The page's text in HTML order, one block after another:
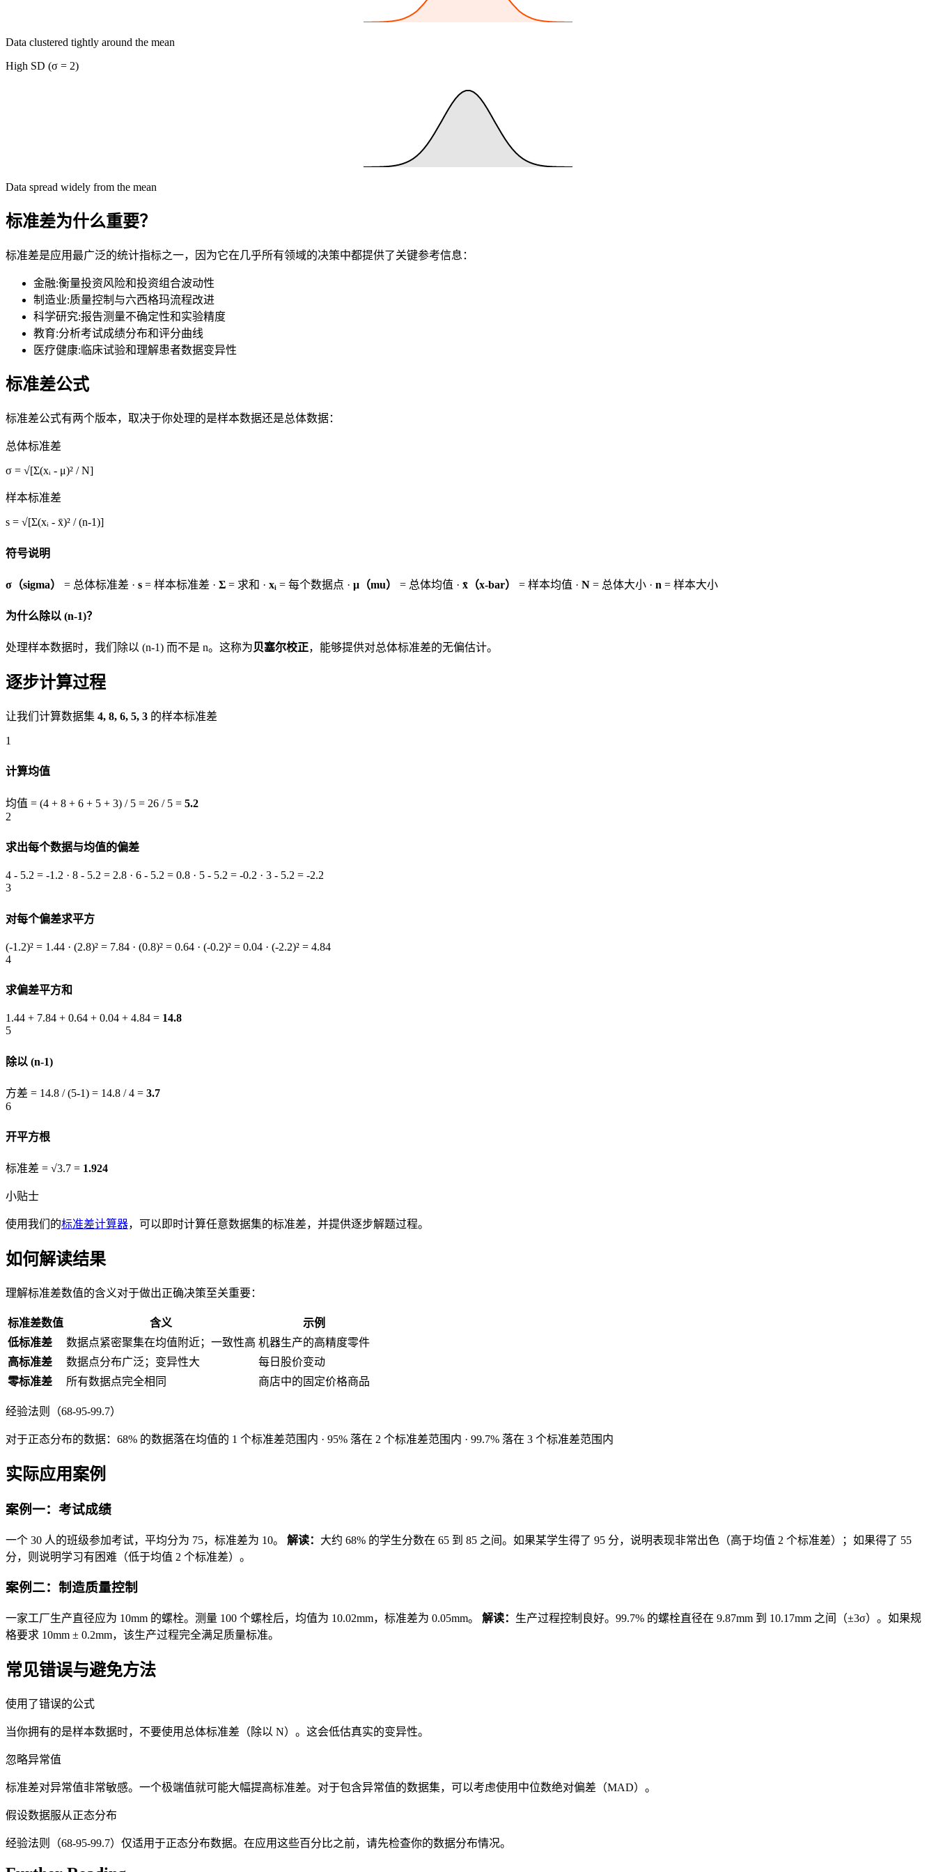
Data clustered tightly around the mean
High SD (σ = 2)
Data spread widely from the mean
标准差为什么重要？
标准差是应用最广泛的统计指标之一，因为它在几乎所有领域的决策中都提供了关键参考信息：
金融:衡量投资风险和投资组合波动性
制造业:质量控制与六西格玛流程改进
科学研究:报告测量不确定性和实验精度
教育:分析考试成绩分布和评分曲线
医疗健康: 临床试验和理解患者数据变异性
标准差公式
标准差公式有两个版本，取决于你处理的是样本数据还是总体数据：
总体标准差
σ = √[Σ(xᵢ - μ)² / N]
样本标准差
s = √[Σ(xᵢ - x̄)² / (n-1)]
符号说明
σ（sigma） = 总体标准差 · s = 样本标准差 · Σ = 求和 · xᵢ = 每个数据点 · μ（mu） = 总体均值 · x̄（x-bar） = 样本均值 · N = 总体大小 · n = 样本大小
为什么除以 (n-1)？
处理样本数据时，我们除以 (n-1) 而不是 n。这称为贝塞尔校正，能够提供对总体标准差的无偏估计。
逐步计算过程
让我们计算数据集 4, 8, 6, 5, 3 的样本标准差
1
计算均值
均值 = (4 + 8 + 6 + 5 + 3) / 5 = 26 / 5 = 5.2
2
求出每个数据与均值的偏差
4 - 5.2 = -1.2 · 8 - 5.2 = 2.8 · 6 - 5.2 = 0.8 · 5 - 5.2 = -0.2 · 3 - 5.2 = -2.2
3
对每个偏差求平方
(-1.2)² = 1.44 · (2.8)² = 7.84 · (0.8)² = 0.64 · (-0.2)² = 0.04 · (-2.2)² = 4.84
4
求偏差平方和
1.44 + 7.84 + 0.64 + 0.04 + 4.84 = 14.8
5
除以 (n-1)
方差 = 14.8 / (5-1) = 14.8 / 4 = 3.7
6
开平方根
标准差 = √3.7 = 1.924
小贴士
使用我们的标准差计算器，可以即时计算任意数据集的标准差，并提供逐步解题过程。
如何解读结果
理解标准差数值的含义对于做出正确决策至关重要：
标准差数值 含义
示例
低标准差
数据点紧密聚集在均值附近；一致性高 机器生产的高精度零件
高标准差
数据点分布广泛；变异性大
每日股价变动
零标准差
所有数据点完全相同 商店中的固定价格商品
经验法则（68-95-99.7）
对于正态分布的数据：68% 的数据落在均值的 1 个标准差范围内 · 95% 落在 2 个标准差范围内 · 99.7% 落在 3 个标准差范围内
实际应用案例
案例一：考试成绩
一个 30 人的班级参加考试，平均分为 75，标准差为 10。 解读： 大约 68% 的学生分数在 65 到 85 之间。如果某学生得了 95 分，说明表现非常出色（高于均值 2 个标准差）；如果得了 55
分，则说明学习有困难（低于均值 2 个标准差）。
案例二：制造质量控制
一家工厂生产直径应为 10mm 的螺栓。测量 100 个螺栓后，均值为 10.02mm，标准差为 0.05mm。 解读： 生产过程控制良好。99.7% 的螺栓直径在 9.87mm 到 10.17mm 之间（±3σ）。如果规
格要求 10mm ± 0.2mm，该生产过程完全满足质量标准。
常见错误与避免方法
使用了错误的公式
当你拥有的是样本数据时，不要使用总体标准差（除以 N）。这会低估真实的变异性。
忽略异常值
标准差对异常值非常敏感。一个极端值就可能大幅提高标准差。对于包含异常值的数据集，可以考虑使用中位数绝对偏差（MAD）。
假设数据服从正态分布
经验法则（68-95-99.7）仅适用于正态分布数据。在应用这些百分比之前，请先检查你的数据分布情况。